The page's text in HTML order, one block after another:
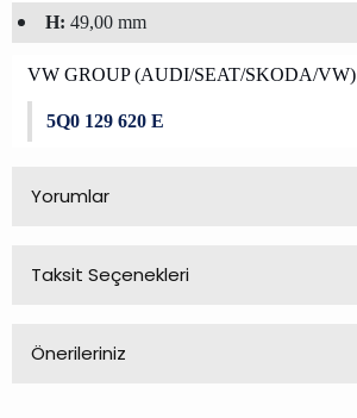
H: 49,00 mm
VW GROUP (AUDI/SEAT/SKODA/VW)
5Q0 129 620 E
Yorumlar
Taksit Seçenekleri
Önerileriniz